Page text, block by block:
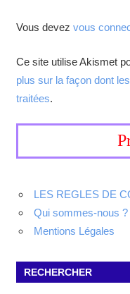
Vous devez vous
Ce site utilise Akismet
plus sur la façon dont
traitées.
LES REGLES DE
Qui sommes-nous ?
Mentions Légales
RECHERCHER